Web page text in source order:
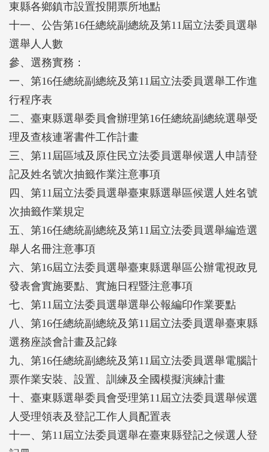
東縣各鄉鎮市設置投開票所地點
十一、公告第16任總統副總統及第11屆立法委員選舉
選舉人人數
參、選務實務：
一、第16任總統副總統及第11屆立法委員選舉工作進
行程序表
二、臺東縣選舉委員會辦理第16任總統副總統選舉受
理及查核連署書件工作計畫
三、第11屆區域及原住民立法委員選舉候選人申請登
記及姓名號次抽籤作業注意事項
四、第11屆立法委員選舉臺東縣選舉區候選人姓名號
次抽籤作業規定
五、第16任總統副總統及第11屆立法委員選舉編造選
舉人名冊注意事項
六、第16屆立法委員選舉臺東縣選舉區公辦電視政見
發表會實施要點、實施日程暨注意事項
七、第11屆立法委員選舉選舉公報編印作業要點
八、第16任總統副總統及第11屆立法委員選舉臺東縣
選務座談會計畫及記錄
九、第16任總統副總統及第11屆立法委員選舉電腦計
票作業安裝、設置、訓練及全國模擬演練計畫
十、臺東縣選舉委員會受理第11屆立法委員選舉候選
人受理領表及登記工作人員配置表
十一、第11屆立法委員選舉在臺東縣登記之候選人登